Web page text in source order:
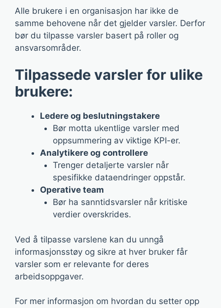
Alle brukere i en organisasjon har ikke de
samme behovene når det gjelder varsler. Derfor
bør du tilpasse varsler basert på roller og
ansvarsområder.
Tilpassede varsler for ulike
brukere:
Ledere og beslutningstakere
Bør motta ukentlige varsler med
oppsummering av viktige KPI-er.
Analytikere og controllere
Trenger detaljerte varsler når
spesifikke dataendringer oppstår.
Operative team
Bør ha sanntidsvarsler når kritiske
verdier overskrides.
Ved å tilpasse varslene kan du unngå
informasjonsstøy og sikre at hver bruker får
varsler som er relevante for deres
arbeidsoppgaver.
For mer informasjon om hvordan du setter opp